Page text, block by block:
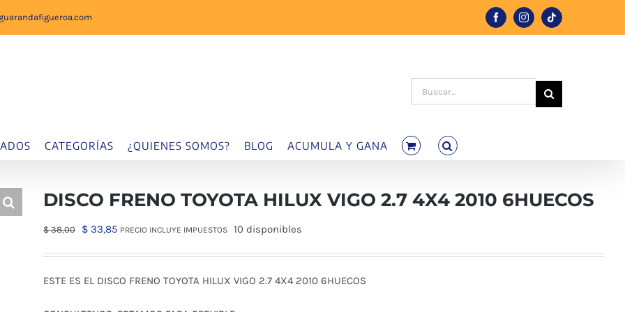
FacebookInstagramTiktok
Buscar:
CATEGORÍAS ¿QUIENES SOMOS? BLOG ACUMULA Y GANA
DISCO FRENO TOYOTA HILUX VIGO 2.7 4X4 2010 6HUECOS
$38,00
El
era:
$ 33,85El
es:
PRECIO INCLUYE IMPUESTOS 10 disponibles
ESTE ES EL DISCO FRENO TOYOTA HILUX VIGO 2.7 4X4 2010 6HUECOS